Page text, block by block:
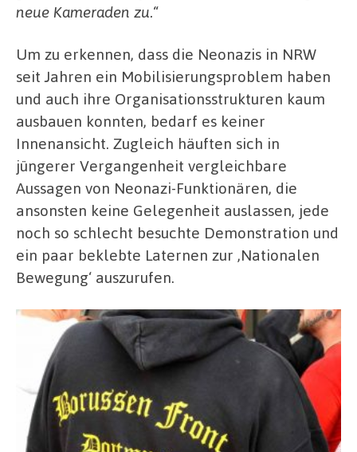
neue Kameraden zu.“
Um zu erkennen, dass die Neonazis in NRW
seit Jahren ein Mobilisierungsproblem haben
und auch ihre Organisationsstrukturen kaum
ausbauen konnten, bedarf es keiner
Innenansicht. Zugleich häuften sich in
jüngerer Vergangenheit vergleichbare
Aussagen von Neonazi-Funktionären, die
ansonsten keine Gelegenheit auslassen, jede
noch so schlecht besuchte Demonstration und
ein paar beklebte Laternen zur ‚Nationalen
Bewegung‘ auszurufen.